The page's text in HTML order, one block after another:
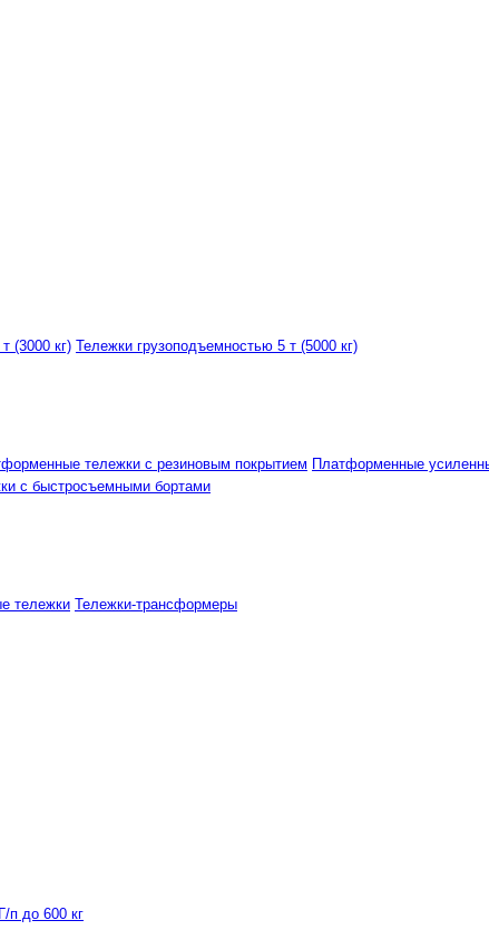
(3000 кг) Тележки грузоподъемностью 5 т (5000 кг)
тележки с резиновым покрытием Платформенные
с быстросъемными бортами
тележки Тележки-трансформеры
п до 600 кг